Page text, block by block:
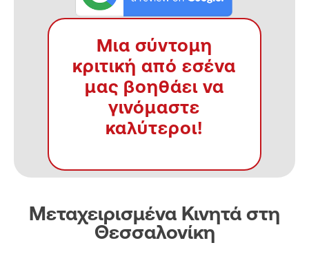
Μια σύντομη
κριτική από εσένα
μας βοηθάει να
γινόμαστε
καλύτεροι!
Μεταχειρισμένα Κινητά στη
Θεσσαλονίκη